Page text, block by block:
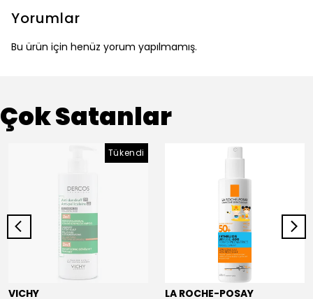
Yorumlar
Bu ürün için henüz yorum yapılmamış.
Çok Satanlar
Tükendi
VICHY LA ROCHE-POSAY